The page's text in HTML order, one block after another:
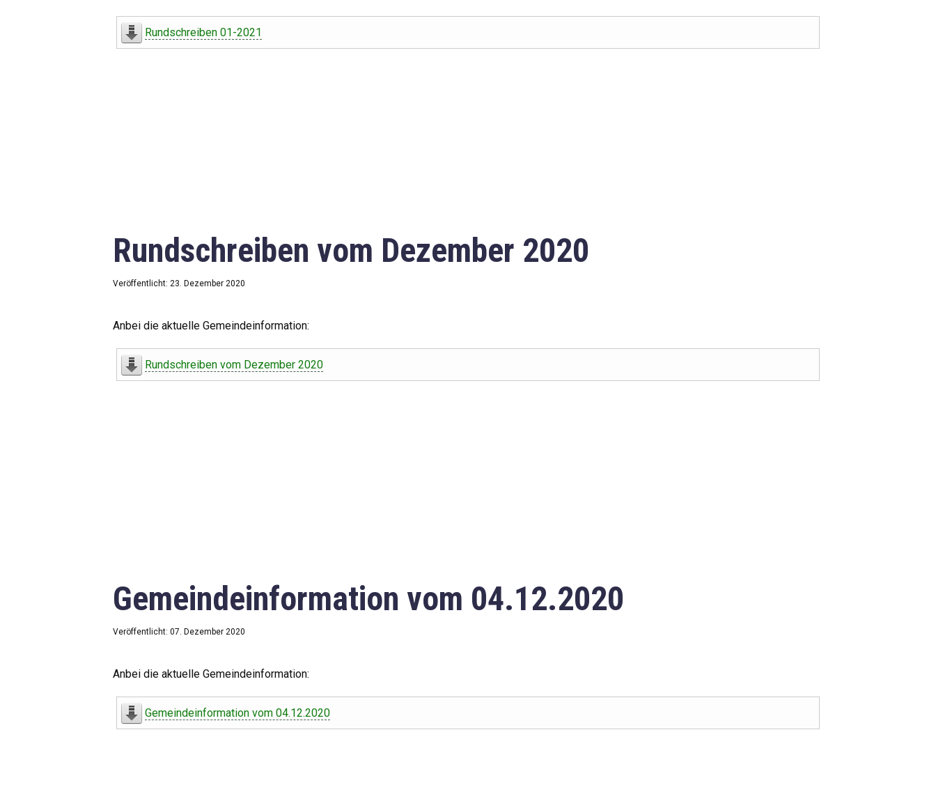
Rundschreiben 01-2021
Rundschreiben vom Dezember 2020
Veröffentlicht: 23. Dezember 2020
Anbei die aktuelle Gemeindeinformation:
Rundschreiben vom Dezember 2020
Gemeindeinformation vom 04.12.2020
Veröffentlicht: 07. Dezember 2020
Anbei die aktuelle Gemeindeinformation:
Gemeindeinformation vom 04.12.2020